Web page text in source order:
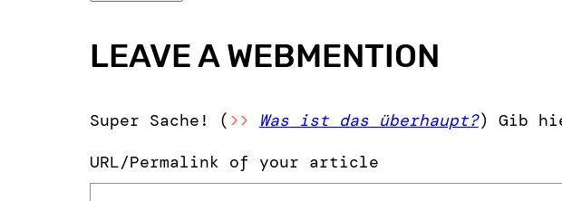
LEAVE A WEBMENTION
Super Sache! ( >> Was ist das überhaupt?) Gib
URL/Permalink of your article